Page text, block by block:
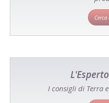
I consigli di Terra